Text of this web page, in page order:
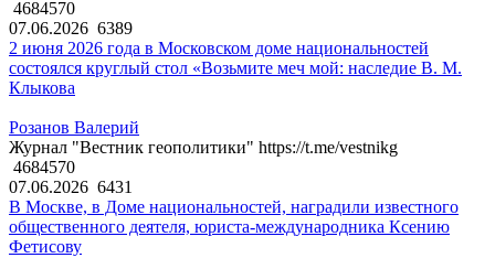
4684570
07.06.2026 6389
2 июня 2026 года в Московском доме национальностей
состоялся круглый стол «Возьмите меч мой: наследие В. М.
Клыкова
Розанов Валерий
Журнал "Вестник геополитики" https://t.me/vestnikg
4684570
07.06.2026 6431
В Москве, в Доме национальностей, наградили известного
общественного деятеля, юриста-международника Ксению
Фетисову